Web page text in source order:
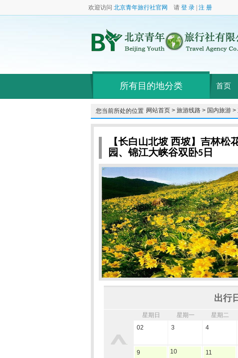
欢迎访问 北京青年旅行社官网 请 登 录 注 册
所有目的地分类 首页
您当前所处的位置：网站首页 > 旅游线路 > 国内旅游 >
【长白山北坡 西坡】吉林
园、锦江大峡谷双卧5日
出行
星期日 星期一 星期二
02
3 4
9
10
11